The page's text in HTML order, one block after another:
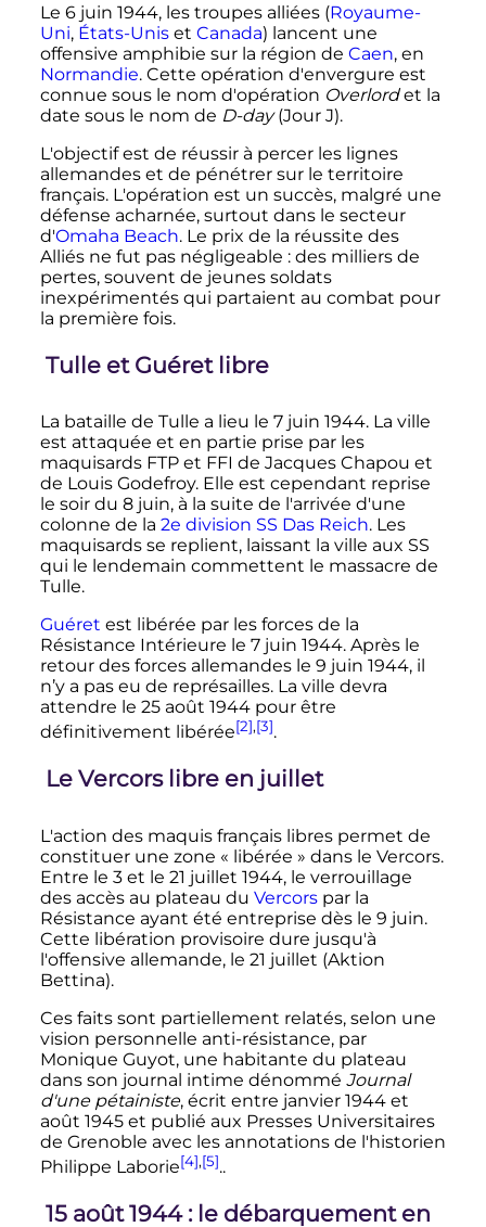
Le 6 juin 1944, les troupes alliées (Royaume-
Uni, États-Uniset Canada) lancent une
offensive amphibie sur la région de Caen, en
Normandie. Cette opération d'envergure est
connue sous le nom d'opération Overlordet la
date sous le nom de D-day(Jour J).
L'objectif est de réussir à percer les lignes
allemandes et de pénétrer sur le territoire
français. L'opération est un succès, malgré une
défense acharnée, surtout dans le secteur
d'Omaha Beach. Le prix de la réussite des
Alliés ne fut pas négligeable : des milliers de
pertes, souvent de jeunes soldats
inexpérimentés qui partaient au combat pour
la première fois.
Tulle et Guéret libre
La bataille de Tulle a lieu le 7 juin 1944. La ville
est attaquée et en partie prise par les
maquisards FTP et FFI de Jacques Chapou et
de Louis Godefroy. Elle est cependant reprise
le soir du 8 juin, à la suite de l'arrivée d'une
colonne de la 2e division SS Das Reich. Les
maquisards se replient, laissant la ville aux SS
qui le lendemain commettent le massacre de
Tulle.
Guéret est libérée par les forces de la
Résistance Intérieure le 7 juin 1944. Après le
retour des forces allemandes le 9 juin 1944, il
n’y a pas eu de représailles. La ville devra
attendre le 25 août 1944pour être
définitivement libérée[2],[3].
Le Vercors libre en juillet
L'action des maquis français libres permet de
constituer une zone « libérée » dans le Vercors.
Entre le 3et le 21 juillet 1944, le verrouillage
des accès au plateau du Vercorspar la
Résistance ayant été entreprise dès le 9 juin.
Cette libération provisoire dure jusqu'à
l'offensive allemande, le 21 juillet (Aktion
Bettina).
Ces faits sont partiellement relatés, selon une
vision personnelle anti-résistance, par
Monique Guyot, une habitante du plateau
dans son journal intime dénommé Journal
d'une pétainiste, écrit entre janvier 1944 et
août 1945 et publié aux Presses Universitaires
de Grenoble avec les annotations de l'historien
Philippe Laborie[4],[5]..
15 août 1944 : le débarquement en